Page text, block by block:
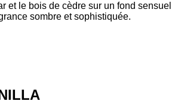
et le bois de cèdre sur un fond sensuel
sombre et sophistiquée.